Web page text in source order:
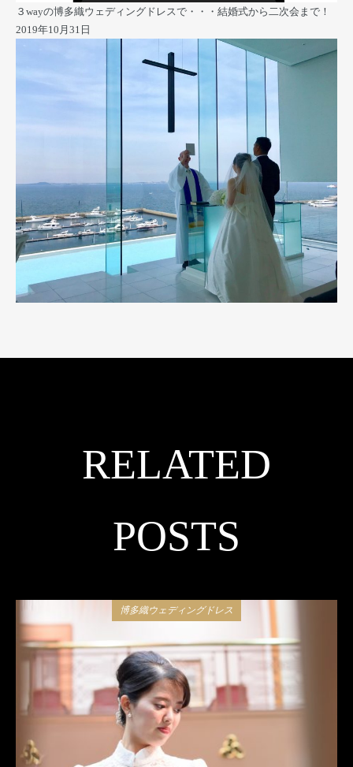
３wayの博多織ウェディングドレスで・・・結婚式から二次会まで！
2019年10月31日
RELATED
POSTS
博多織ウェディングドレス